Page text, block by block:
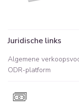
Juridische links
Algemene
ODR-platform